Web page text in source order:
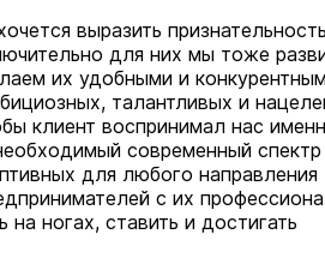
выразить
для них мы тоже
их удобными и
талантливых и
клиент воспринимал нас
современный спектр
для любого направления
с их
ногах, ставить и достигать